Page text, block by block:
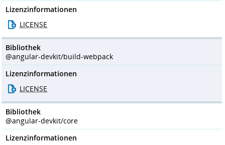
Lizenzinformationen
LICENSE
Bibliothek
@angular-devkit/build-webpack
Lizenzinformationen
LICENSE
Bibliothek
@angular-devkit/core
Lizenzinformationen